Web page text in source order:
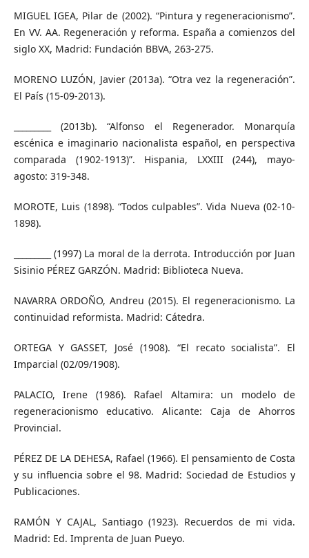
MIGUEL IGEA, Pilar de (2002). “Pintura y regeneracionismo”.
En VV. AA. Regeneración y reforma. España a comienzos del
siglo XX, Madrid: Fundación BBVA, 263-275.
MORENO LUZÓN, Javier (2013a). “Otra vez la regeneración”.
El País (15-09-2013).
_________ (2013b). “Alfonso el Regenerador. Monarquía
escénica e imaginario nacionalista español, en perspectiva
comparada (1902-1913)”. Hispania, LXXIII (244), mayo-
agosto: 319-348.
MOROTE, Luis (1898). “Todos culpables”. Vida Nueva (02-10-
1898).
_________ (1997) La moral de la derrota. Introducción por Juan
Sisinio PÉREZ GARZÓN. Madrid: Biblioteca Nueva.
NAVARRA ORDOÑO, Andreu (2015). El regeneracionismo. La
continuidad reformista. Madrid: Cátedra.
ORTEGA Y GASSET, José (1908). “El recato socialista”. El
Imparcial (02/09/1908).
PALACIO, Irene (1986). Rafael Altamira: un modelo de
regeneracionismo educativo. Alicante: Caja de Ahorros
Provincial.
PÉREZ DE LA DEHESA, Rafael (1966). El pensamiento de Costa
y su influencia sobre el 98. Madrid: Sociedad de Estudios y
Publicaciones.
RAMÓN Y CAJAL, Santiago (1923). Recuerdos de mi vida.
Madrid: Ed. Imprenta de Juan Pueyo.